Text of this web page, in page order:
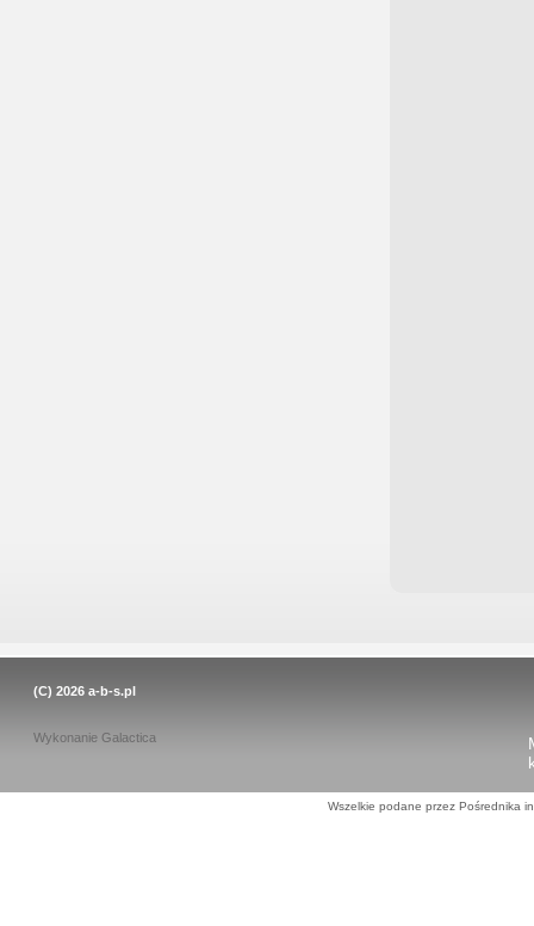
(C) 2026 a-b-s.pl
Wykonanie Galactica
Wszelkie podane przez Pośrednika